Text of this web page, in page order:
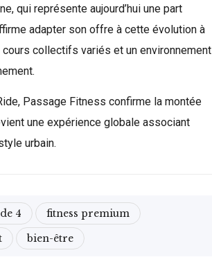
qui représente aujourd’hui une part
adapter son offre à cette évolution à
collectifs variés et un environnement
Passage Fitness confirme la montée
une expérience globale associant
urbain.
4
fitness premium
bien-être